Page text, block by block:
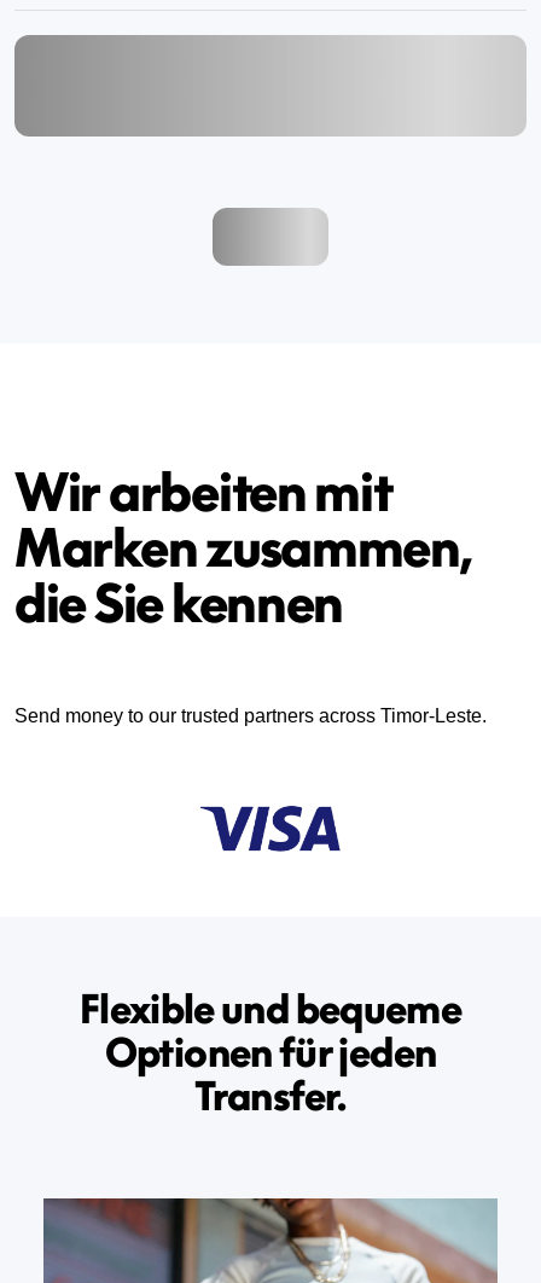
Wir arbeiten mit
Marken zusammen,
die Sie kennen
Send money to our trusted partners across Timor-Leste.
Flexible und bequeme
Optionen für jeden
Transfer.